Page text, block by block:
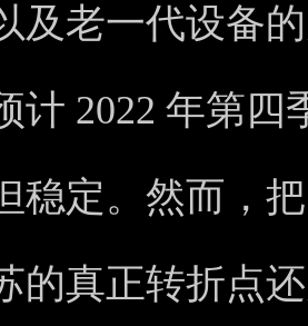
及老一代设备
计 2022 年第
稳定。然而，
的真正转折点